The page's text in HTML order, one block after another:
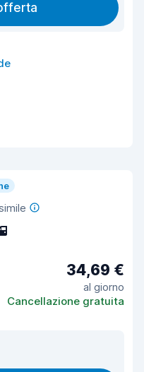
34,69 €
al giorno
Cancellazione gratuita